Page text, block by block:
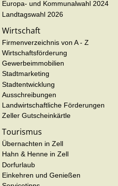
Europa- und Kommunalwahl 2024
Landtagswahl 2026
Wirtschaft
Firmenverzeichnis von A - Z
Wirtschaftsförderung
Gewerbeimmobilien
Stadtmarketing
Stadtentwicklung
Ausschreibungen
Landwirtschaftliche Förderungen
Zeller Gutscheinkärtle
Tourismus
Übernachten in Zell
Hahn & Henne in Zell
Dorfurlaub
Einkehren und Genießen